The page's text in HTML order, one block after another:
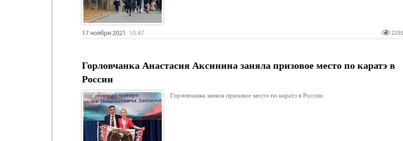
17 ноября 2021 10:47 2191
Горловчанка Анастасия Аксинина заняла призовое место по каратэ в
России
Горловчанка заняла призовое место по каратэ в России.